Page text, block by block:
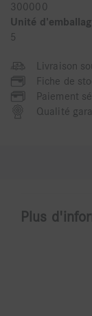
300000
Unité
5
Livraison
Fiche de
Paiement
Qualité
Plus